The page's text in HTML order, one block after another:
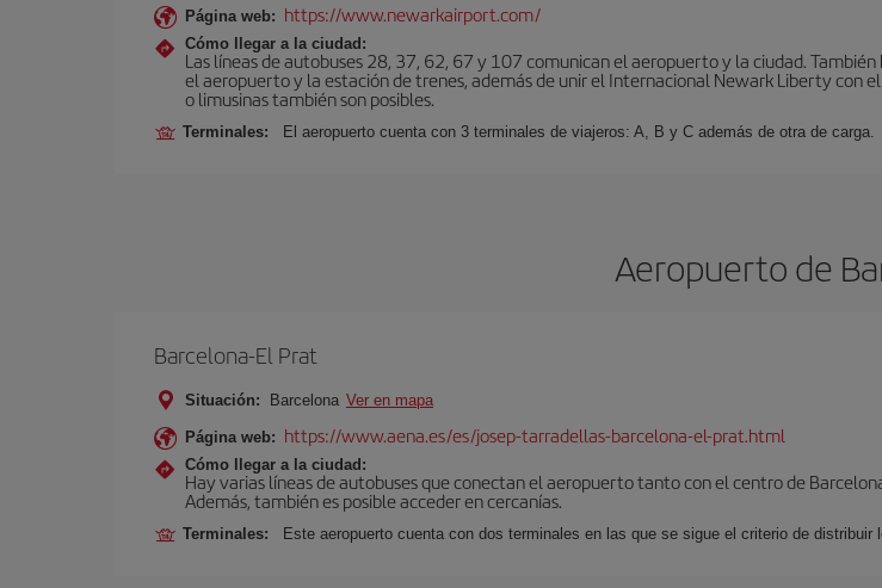
Página web: https://www.newarkairport.com/
Cómo llegar a la ciudad:
Las líneas de autobuses 28, 37, 62, 67 y 107 comunican el aeropuerto y la ciudad.
el aeropuerto y la estación de trenes, además de unir el Internacional Newark Liberty con
o limusinas también son posibles.
Terminales: El aeropuerto cuenta con 3 terminales de viajeros: A, B y C además de otra de carga.
Aeropuerto de
Barcelona-El Prat
Situación: Barcelona Ver en mapa
Página web: https://www.aena.es/es/josep-tarradellas-barcelona-el-prat.html
Cómo llegar a la ciudad:
Hay varias líneas de autobuses que conectan el aeropuerto tanto con el centro de
Además, también es posible acceder en cercanías.
Terminales: Este aeropuerto cuenta con dos terminales en las que se sigue el criterio de